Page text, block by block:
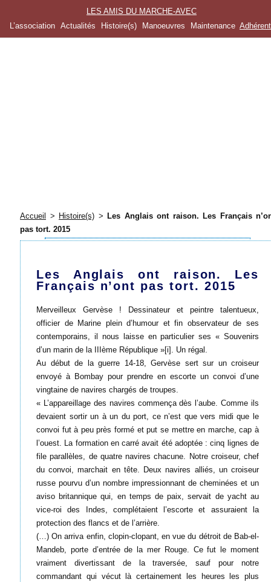
LES AMIS DU MARCHE-AVEC
L’association
Actualités Histoire(s) Manoeuvres Maintenance
Accueil > Histoire(s) > Les Anglais ont raison. Les Français
pas tort. 2015
Les Anglais ont raison. Les
Français n’ont pas tort. 2015
Merveilleux Gervèse ! Dessinateur et peintre talentueux,
officier de Marine plein d’humour et fin observateur de ses
contemporains, il nous laisse en particulier ses « Souvenirs
d’un marin de la IIIème République »[i]. Un régal.
Au début de la guerre 14-18, Gervèse sert sur un croiseur
envoyé à Bombay pour prendre en escorte un convoi d’une
vingtaine de navires chargés de troupes.
« L’appareillage des navires commença dès l’aube. Comme ils
devaient sortir un à un du port, ce n’est que vers midi que le
convoi fut à peu près formé et put se mettre en marche, cap à
l’ouest. La formation en carré avait été adoptée : cinq lignes de
file parallèles, de quatre navires chacune. Notre croiseur, chef
du convoi, marchait en tête. Deux navires alliés, un croiseur
russe pourvu d’un nombre impressionnant de cheminées et un
aviso britannique qui, en temps de paix, servait de yacht au
vice-roi des Indes, complétaient l’escorte et assuraient la
protection des flancs et de l’arrière.
(…) On arriva enfin, clopin-clopant, en vue du détroit de Bab-el-
Mandeb, porte d’entrée de la mer Rouge. Ce fut le moment
vraiment divertissant de la traversée, sauf pour notre
commandant qui vécut là certainement les heures les plus